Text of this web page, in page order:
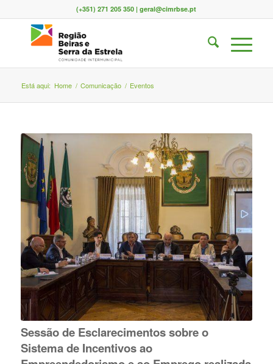
(+351) 271 205 350 | geral@cimrbse.pt
Está aqui: Home / Comunicação / Eventos
Sessão de Esclarecimentos sobre o
Sistema de Incentivos ao